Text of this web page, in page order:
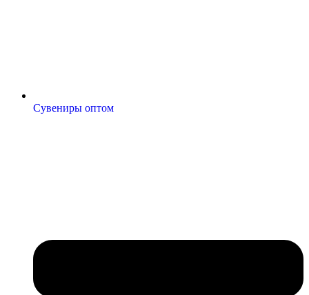
Сувениры оптом